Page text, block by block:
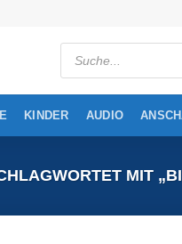
Products
search
KINDER AUDIO
MIT